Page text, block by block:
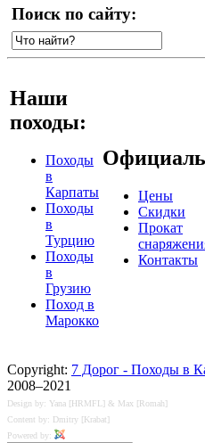
Поиск по сайту:
Наши
походы:
Походы
в
Карпаты
Походы
в
Турцию
Походы
в
Грузию
Поход в
Марокко
Цены
Скидки
Прокат
Контакты
Copyright: 7 Дорог - Походы в
2008–2021
Design by: Yana [HRMFL] & Max [Romah]
Content by: Dmitry [Krabat]
Powered by: